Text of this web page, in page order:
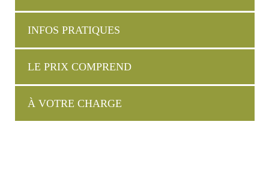
INFOS PRATIQUES
LE PRIX COMPREND
À VOTRE CHARGE